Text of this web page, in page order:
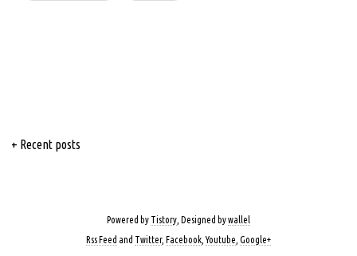
+ Recent posts
Powered by Tistory , Designed bywallel
Rss Feed and Twitter, Facebook ,Youtube Google+